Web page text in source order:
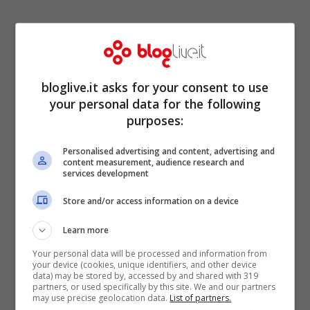
Paolo Gentiloni, Commissario all’economia per l’Unione
Europea (Getty Images)
Peggio dell’Italia solo la Spagna, che
bloglive.it asks for your consent to use
your personal data for the following
purposes:
Personalised advertising and content, advertising and
content measurement, audience research and
services development
Store and/or access information on a device
Learn more
Your personal data will be processed and information from
your device (cookies, unique identifiers, and other device
data) may be stored by, accessed by and shared with 319
partners, or used specifically by this site. We and our partners
may use precise geolocation data. List of partners.